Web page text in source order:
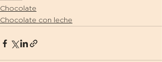
Chocolate
Chocolate con leche